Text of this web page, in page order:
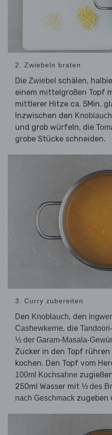
2. Zwiebeln braten
Die Zwiebel schälen,
einem mittelgroßen Topf
mittlerer Hitze ca. 5Min.
Inzwischen den Knoblauch
und grob würfeln, die
grobe Stücke schneiden.
3. Curry zubereiten
Den Knoblauch, den Ingwer
Cashewkerne, die
½ der Garam-Masala-
Zucker in den Topf
kochen. Den Topf vom
100ml Kochsahne
250ml Wasser mit ⅓ des
nach Geschmack zugeben